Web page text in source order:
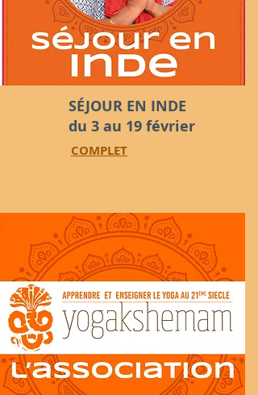
SÉJOUR EN INDE
du 3 au 19 février
COMPLET